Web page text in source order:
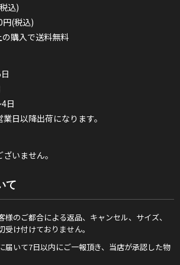
込)
円(税込)
購入で送料無料
日
日以降出荷になります。
いません。
て
様のご都合による返品、キャンセル、サイズ、
け付けておりません。
届いて7日以内にご一報頂き、当店が承認した物